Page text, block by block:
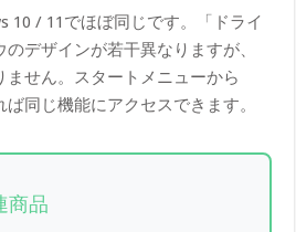
10 / 11でほぼ同じです。「ドライ
デザインが若干異なりますが、
せん。スタートメニューから
ば同じ機能にアクセスできます。
商品